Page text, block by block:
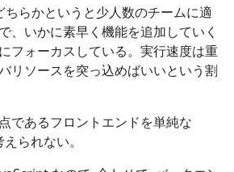
らかというと少人数のチームに適
、いかに素早く機能を追加していく
フォーカスしている。実行速度は重
リソースを突っ込めばいいという割
であるフロントエンドを単純な
られない。